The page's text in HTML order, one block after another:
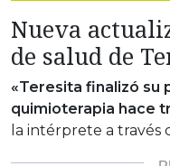
Nueva
de salud de
«Teresita finalizó su
quimioterapia hace
la intérprete a través